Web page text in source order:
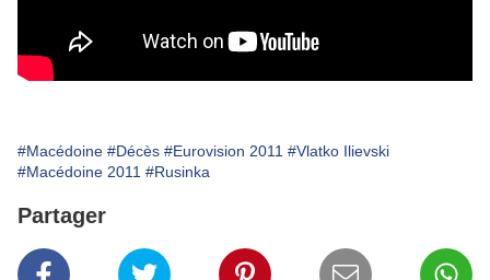
#Macédoine #Décès #Eurovision 2011 #Vlatko Ilievski
#Macédoine 2011 #Rusinka
Partager